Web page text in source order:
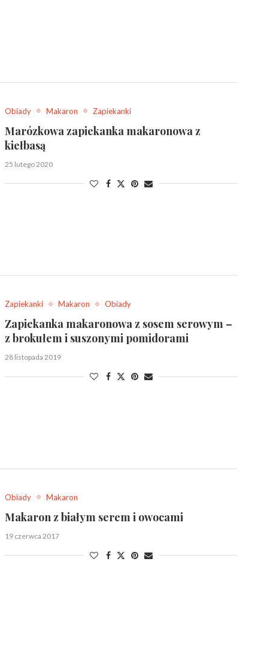
Obiady Makaron Zapiekanki
Marózkowa zapiekanka makaronowa z
kiełbasą
25 lutego 2020
Zapiekanki Makaron Obiady
Zapiekanka makaronowa z sosem serowym –
z brokułem i suszonymi pomidorami
28 listopada 2019
Obiady Makaron
Makaron z białym serem i owocami
19 czerwca 2017